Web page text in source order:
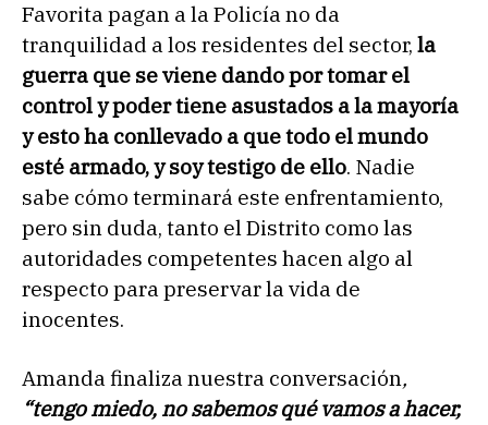
Favorita pagan a la Policía no da
tranquilidad a los residentes del sector, la
guerra que se viene dando por tomar el
control y poder tiene asustados a la mayoría
y esto ha conllevado a que todo el mundo
esté armado, y soy testigo de ello. Nadie
sabe cómo terminará este enfrentamiento,
pero sin duda, tanto el Distrito como las
autoridades competentes hacen algo al
respecto para preservar la vida de
inocentes.
Amanda finaliza nuestra conversación,
“tengo miedo, no sabemos qué vamos a hacer,